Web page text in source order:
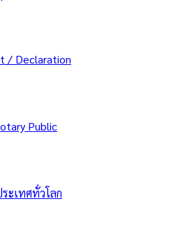
/ Declaration
Public
ะเทศทั่วโลก